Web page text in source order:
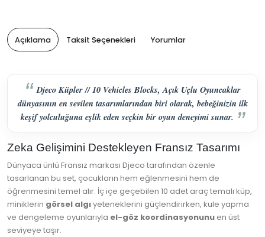
Açıklama Taksit Seçenekleri Yorumlar
Djeco Küpler // 10 Vehicles Blocks, Açık Uçlu Oyuncaklar
dünyasının en sevilen tasarımlarından biri olarak, bebeğinizin ilk
keşif yolculuğuna eşlik eden seçkin bir oyun deneyimi sunar.
Zeka Gelişimini Destekleyen Fransız Tasarımı
Dünyaca ünlü Fransız markası Djeco tarafından özenle
tasarlanan bu set, çocukların hem eğlenmesini hem de
öğrenmesini temel alır. İç içe geçebilen 10 adet araç temalı küp,
miniklerin görsel algıyeteneklerini güçlendirirken, kule yapma
ve dengeleme oyunlarıyla el-göz koordinasyonunu en üst
seviyeye taşır.